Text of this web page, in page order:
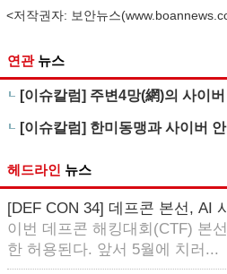
<저작권자: 보안뉴스(
연관 뉴스
[이슈칼럼] 주변4망(網)의 사이
[이슈칼럼] 한미동맹과 사이버
헤드라인 뉴스
[DEF CON 34] 데프콘 본선, AI
이번 데프콘 해킹대회(CTF) 본
한 허용된다. 앞서 5월에 치러...